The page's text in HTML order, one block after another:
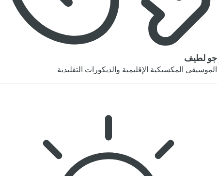
جو لطيف
الموسيقى المكسيكية الإقليمية والديكورات التقليدية